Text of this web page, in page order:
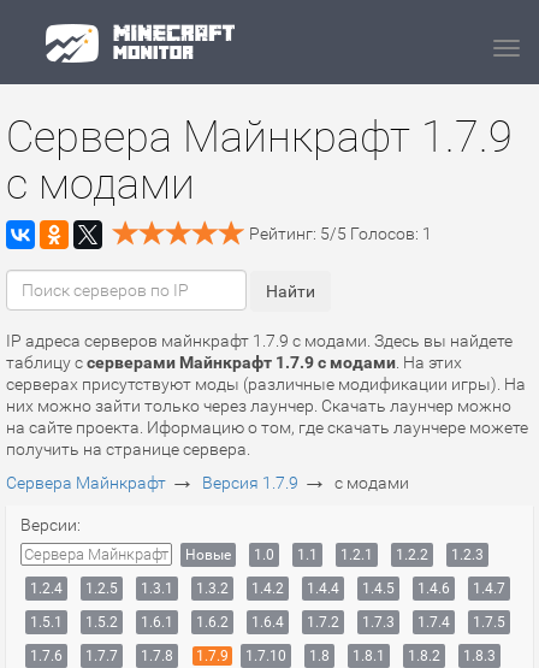
Сервера Майнкрафт 1.7.9
с модами
Рейтинг: 5/5 Голосов: 1
IP адреса серверов майнкрафт 1.7.9 с модами. Здесь вы найдете
таблицу ссерверами Майнкрафт 1.7.9 с модами . На этих
серверах присутствуют моды (различные модификации игры). На
них можно зайти только через лаунчер. Скачать лаунчер можно
на сайте проекта. Иформацию о том, где скачать лаунчере можете
получить на странице сервера.
Сервера Майнкрафт → Версия 1.7.9 → с модами
Версии:
Сервера Майнкрафт Новые 1.0 1.1 1.2.1 1.2.2
1.2.3
1.2.4
1.2.5 1.3.1 1.3.2 1.4.2 1.4.4 1.4.5 1.4.6
1.4.7
1.5.1
1.5.2 1.6.1 1.6.2 1.6.4 1.7.2 1.7.3 1.7.4
1.7.5
1.7.6
1.7.7 1.7.8 1.7.9 1.7.10 1.8 1.8.1 1.8.2
1.8.3